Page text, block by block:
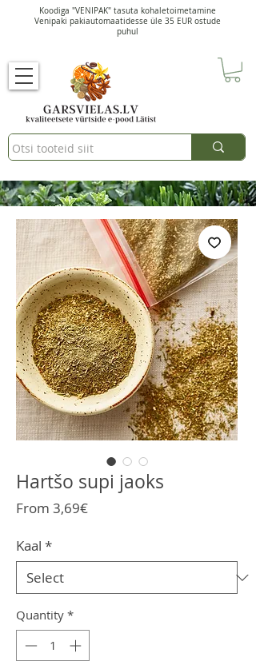
Koodiga "VENIPAK" tasuta kohaletoimetamine
Venipaki pakiautomaatidesse üle 35 EUR ostude
puhul
Hartšo supi jaoks
From 3,69€Sale
Kaal *
Quantity *